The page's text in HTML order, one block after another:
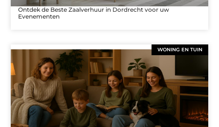
Ontdek de Beste Zaalverhuur in Dordrecht voor uw
Evenementen
WONING EN TUIN